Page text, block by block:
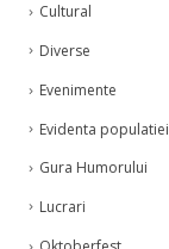
Cultural
Diverse
Evenimente
Evidenta populatiei
Gura Humorului
Lucrari